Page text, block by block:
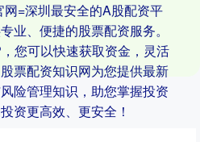
=深圳最安全的A股配资平
业、便捷的股票配资服务。
您可以快速获取资金，灵活
票配资知识网为您提供最新
险管理知识，助您掌握投资
资更高效、更安全！